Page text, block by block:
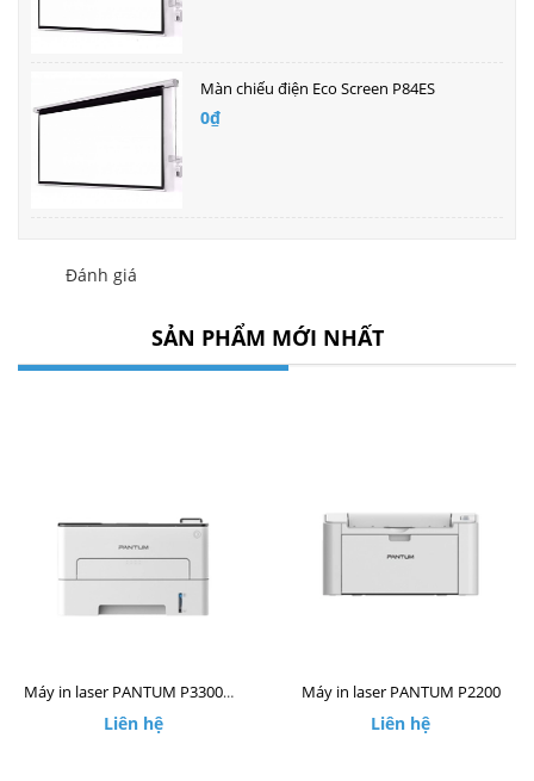
Màn chiếu điện Eco Screen P84ES
0₫
Đánh giá
SẢN PHẨM MỚI NHẤT
Máy in laser PANTUM P3300DW
Liên hệ
Máy in laser PANTUM P2200
Liên hệ